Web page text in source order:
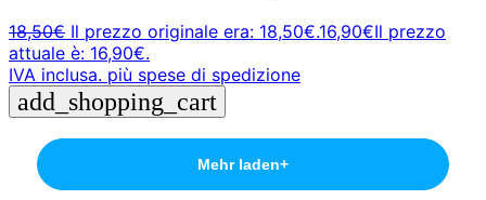
18,50€ Il prezzo originale era: 18,50€.16,90€Il prezzo
attuale è: 16,90€.
IVA inclusa. più spese di spedizione
add_shopping_cart
Mehr laden+